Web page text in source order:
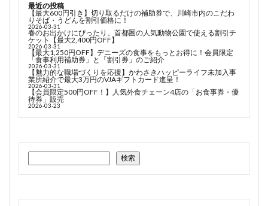
最近の投稿
【最大600円引き】切り取るだけの補助券で、川崎市内のこだわ
りそば・うどんを割引価格に！
2026-03-31
春のお出かけにぴったり。首都圏の人気動物公園で使える割引チ
ケット【最大2,400円OFF】
2026-03-31
【最大1,250円OFF】デニーズの食事をもっとお得に！会員限定
「食事利用補助券」と「割引券」のご紹介
2026-03-31
【魅力的な職場づくりを応援】かわさきハッピーライフ未加入事
業所紹介で最大3万円のVJAギフトカード進呈！
2026-03-31
【会員限定500円OFF！】人気外食チェーン4店の「お食事券・優
待券」販売
2026-03-23
検索